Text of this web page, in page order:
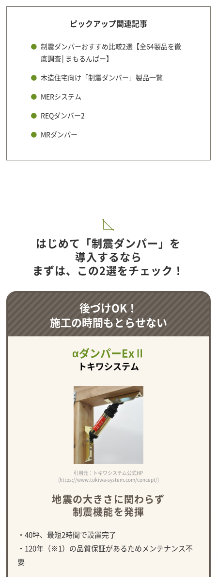
ピックアップ関連記事
制震ダンパーおすすめ比較2選【全64製品を徹
底調査│まもるんぱー】
木造住宅向け「制震ダンパー」製品一覧
MERシステム
REQダンパー2
MRダンパー
はじめて「制震ダンパー」を
導入するなら
まずは、この2選をチェック！
後づけOK！
施工の時間もとらせない
αダンパーExⅡ
トキワシステム
引用元：トキワシステム公式HP
(https://www.tokiwa-system.com/concept/)
地震の大きさに関わらず
制震機能を発揮
・40坪、最短2時間で設置完了
・120年（※1）の品質保証があるためメンテナンス不
要